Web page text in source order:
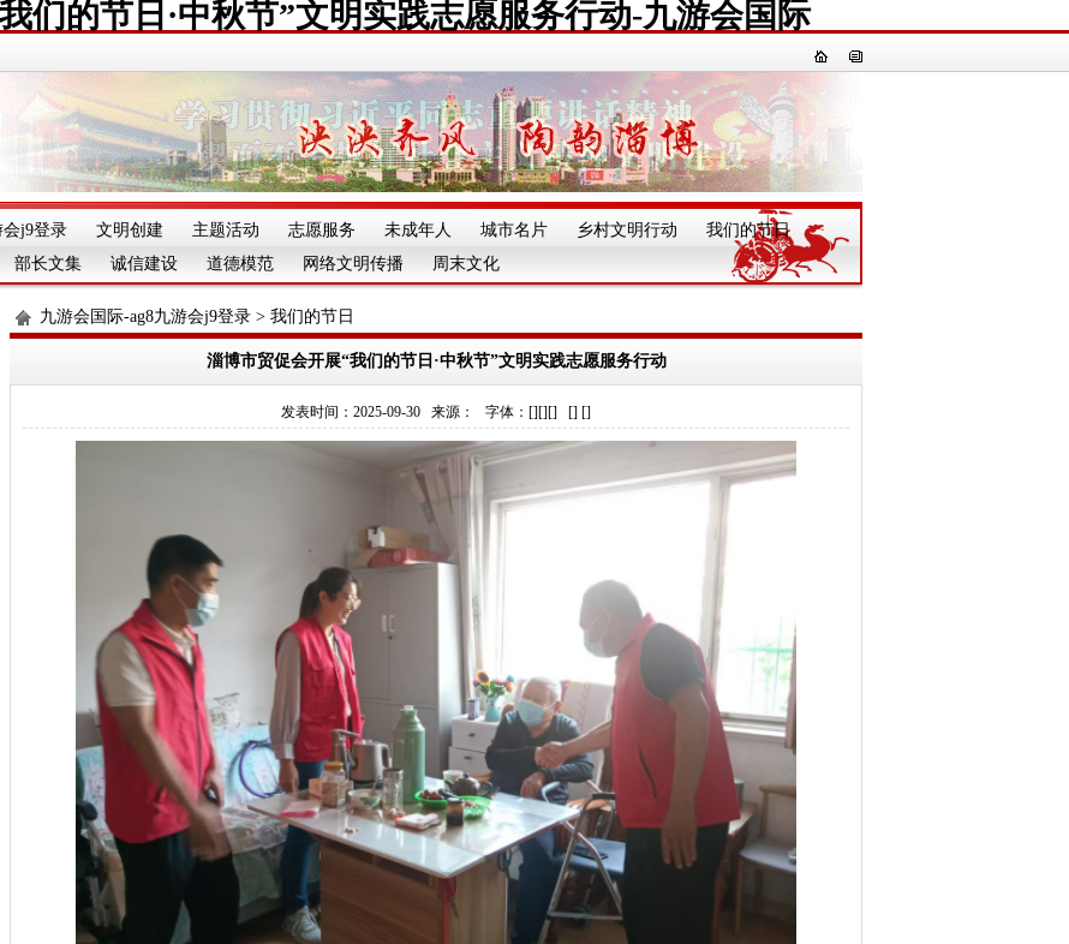
们的节日·中秋节”文明实践志愿服务行动-九游会国际
会j9登录 文明创建 主题活动 志愿服务 未成年人 城市名片 乡村文明行动 我们的节日 一
部长文集 诚信建设 道德模范 网络文明传播 周末文化
九游会国际-ag8九游会j9登录 > 我们的节日
淄博市贸促会开展“我们的节日·中秋节”文明实践志愿服务行动
发表时间：2025-09-30 来源： 字体：[][][] [] []